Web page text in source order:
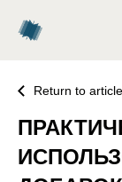
Return to article